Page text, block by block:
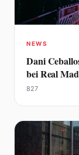
NEWS
Dani
bei Real
827